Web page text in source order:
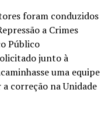
foram conduzidos
a Crimes
Público
junto à
uma equipe
correção na Unidade